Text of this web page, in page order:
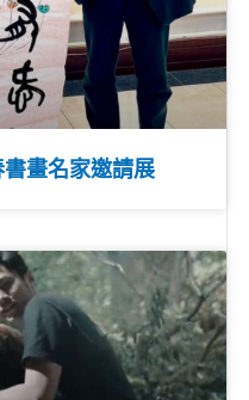
書畫名家邀請展